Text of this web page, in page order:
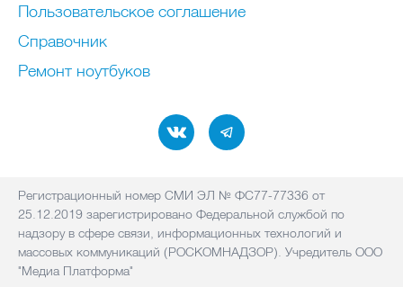
Пользовательское соглашение
Справочник
Ремонт нoутбуков
Регистрационный номер СМИ ЭЛ № ФС77-77336 от
25.12.2019 зарегистрировано Федеральной службой по
надзору в сфере связи, информационных технологий и
массовых коммуникаций (РОСКОМНАДЗОР). Учредитель ООО
"Медиа Платформа"